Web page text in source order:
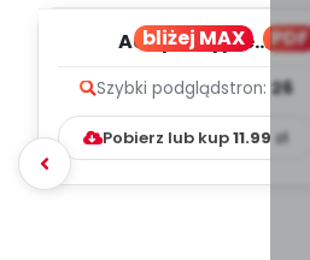
bliżej MAX PDF
Adaptacyjne
artykuły
Szybki podglądstron: 26
Pobierz lub kup11.99 zł